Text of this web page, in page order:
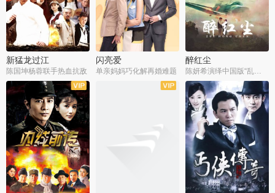
新猛龙过江
陈国坤杨蓉联手热血抗敌
闪亮爱
单亲妈妈巧化解再婚难题
醉红尘
陈妍希演绎中国版“乱世佳人”
全30集
全30集